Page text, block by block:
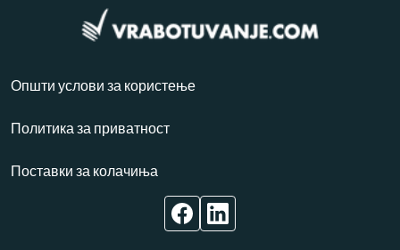
Општи услови за користење
Политика за приватност
Поставки за колачиња